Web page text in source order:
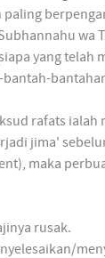
paling
wa
yang telah
rafats ialah
jima'
maka
rusak.